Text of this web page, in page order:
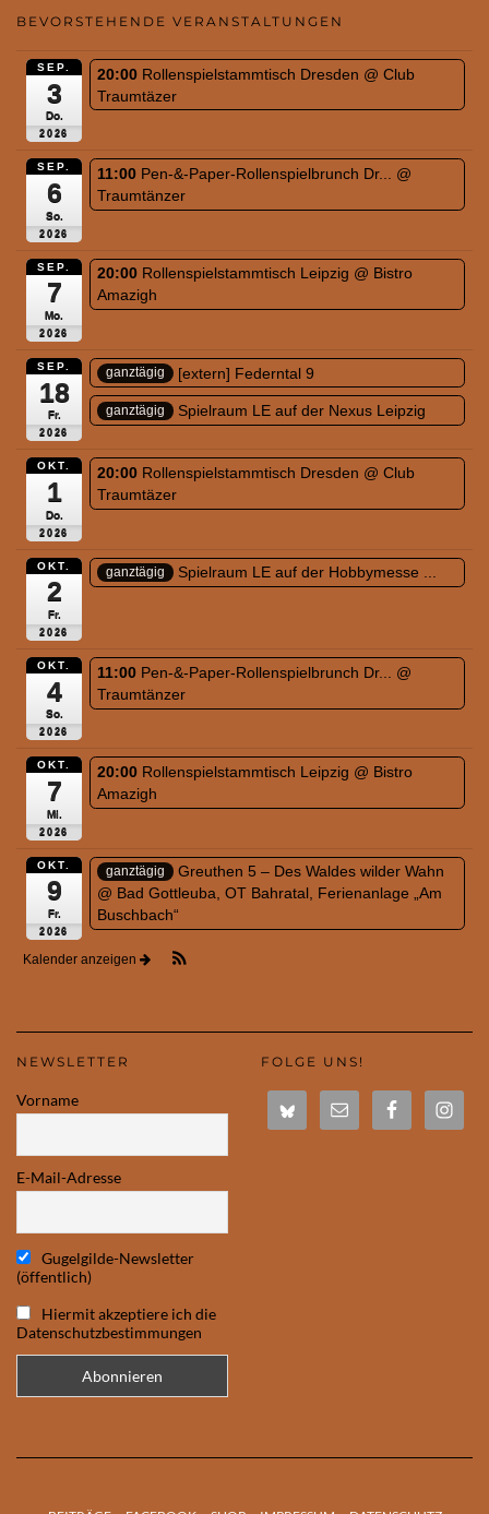
BEVORSTEHENDE VERANSTALTUNGEN
SEP.
3
Do.
2026
20:00 Rollenspielstammtisch Dresden @ Club
Traumtäzer
SEP.
6
So.
2026
11:00 Pen-&-Paper-Rollenspielbrunch Dr... @
Traumtänzer
SEP.
7
Mo.
2026
20:00 Rollenspielstammtisch Leipzig @ Bistro
Amazigh
SEP.
18
Fr.
2026
ganztägig [extern] Federntal 9
ganztägig Spielraum LE auf der Nexus Leipzig
OKT.
1
Do.
2026
20:00 Rollenspielstammtisch Dresden @ Club
Traumtäzer
OKT.
2
Fr.
2026
ganztägig Spielraum LE auf der Hobbymesse ...
OKT.
4
So.
2026
11:00 Pen-&-Paper-Rollenspielbrunch Dr... @
Traumtänzer
OKT.
7
Mi.
2026
20:00 Rollenspielstammtisch Leipzig @ Bistro
Amazigh
OKT.
9
Fr.
2026
ganztägig
Greuthen 5 – Des Waldes wilder Wahn
@ Bad Gottleuba, OT Bahratal, Ferienanlage „Am
Buschbach“
Kalender anzeigen
NEWSLETTER
Vorname
E-Mail-Adresse
Gugelgilde-Newsletter
(öffentlich)
Hiermit akzeptiere ich die
Datenschutzbestimmungen
FOLGE UNS!